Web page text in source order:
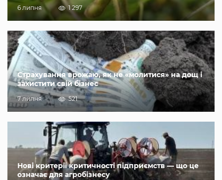
6 липня 1 297
Страхування врожаю, як не «молитися» на дощ і
захистити свій бізнес
7 липня 521
Нові критерії критичності підприємств — що це
означає для агробізнесу